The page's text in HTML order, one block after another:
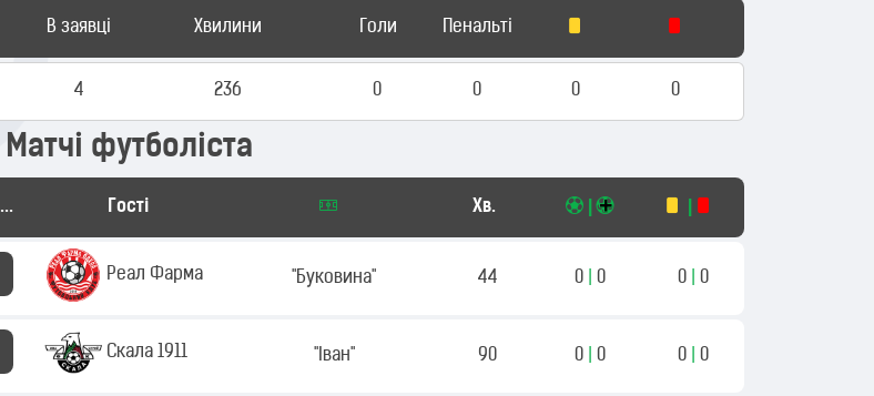
В заявці Хвилини Голи Пенальті
4 236 0 0 0 0
Матчі футболіста
Результат Гості Хв.
Реал Фарма "Буковина" 44 0 0 0 0
Скала 1911 "Іван" 90 0 0 0 0